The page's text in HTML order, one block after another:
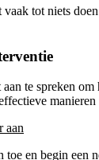
tot niets
aan te spreken
aan
toe en begin een